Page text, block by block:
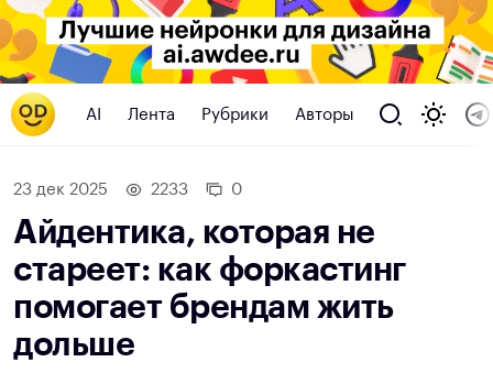
AI Лента Рубрики Авторы
23 дек 2025 2233 0
Айдентика, которая не
стареет: как форкастинг
помогает брендам жить
дольше